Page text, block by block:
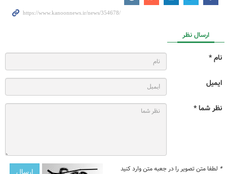
ارسال نظر
نام *
ایمیل
نظر شما *
* لطفا متن تصویر را در جعبه متن وارد کنید